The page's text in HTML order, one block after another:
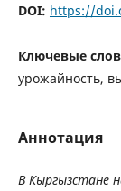
DOI: https://
Ключевые
урожайность,
Аннотация
В Кыргызстане